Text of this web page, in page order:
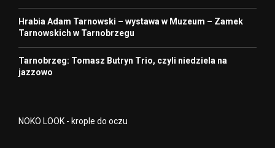
Hrabia Adam Tarnowski – wystawa w Muzeum – Zamek
Tarnowskich w Tarnobrzegu
Tarnobrzeg: Tomasz Butryn Trio, czyli niedziela na
jazzowo
NOKO LOOK - krople do oczu